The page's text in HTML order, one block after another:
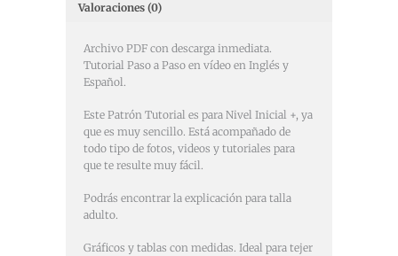
Valoraciones (0)
Archivo PDF con descarga inmediata.
Tutorial Paso a Paso en vídeo en Inglés y
Español.
Este Patrón Tutorial es para Nivel Inicial +, ya
que es muy sencillo. Está acompañado de
todo tipo de fotos, videos y tutoriales para
que te resulte muy fácil.
Podrás encontrar la explicación para talla
adulto.
Gráficos y tablas con medidas. Ideal para tejer